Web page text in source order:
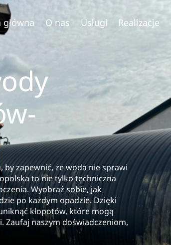
O nas Usługi Realizacje
by zapewnić, że woda nie sprawi
to nie tylko techniczna
Wyobraź sobie, jak
po każdym opadzie. Dzięki
kłopotów, które mogą
Zaufaj naszym doświadczeniom,